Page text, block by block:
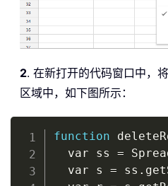
2. 在新打开的代码窗口中，
区域中，如下图所示：
function
  var ss
=
  var s
= ss .